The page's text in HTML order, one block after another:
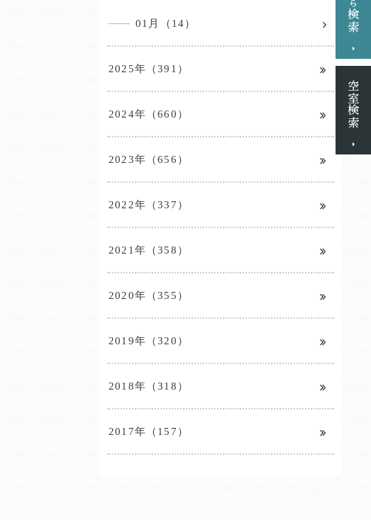
01月（14）
2025年（391）
2024年（660）
2023年（656）
2022年（337）
2021年（358）
2020年（355）
2019年（320）
2018年（318）
2017年（157）